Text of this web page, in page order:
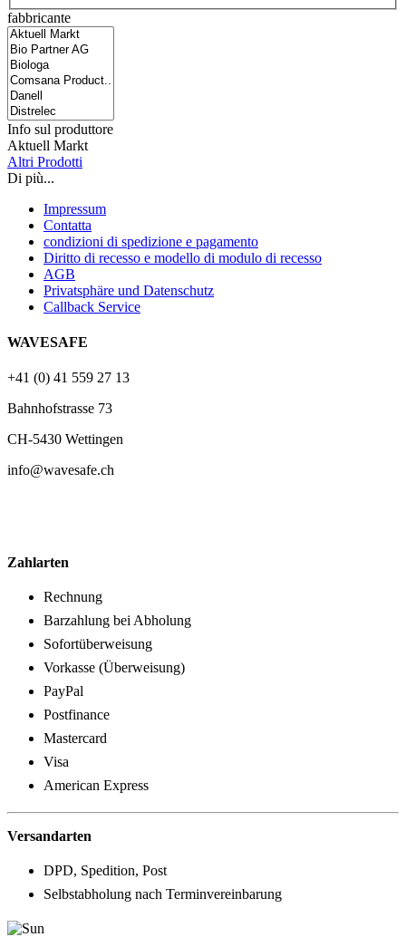
fabbricante
Info sul produttore
Aktuell Markt
Altri Prodotti
Di più...
Impressum
Contatta
condizioni di spedizione e pagamento
Diritto di recesso e modello di modulo di recesso
AGB
Privatsphäre und Datenschutz
Callback Service
WAVESAFE
+41 (0) 41 559 27 13
Bahnhofstrasse 73
CH-5430 Wettingen
info@wavesafe.ch
Zahlarten
Rechnung
Barzahlung bei Abholung
Sofortüberweisung
Vorkasse (Überweisung)
PayPal
Postfinance
Mastercard
Visa
American Express
Versandarten
DPD, Spedition, Post
Selbstabholung nach Terminvereinbarung